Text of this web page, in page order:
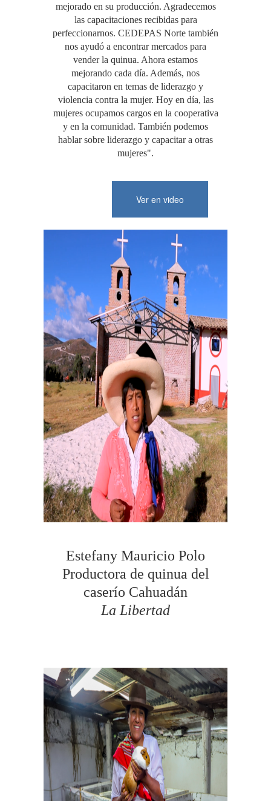
mejorado en su producción. Agradecemos
las capacitaciones recibidas para
perfeccionarnos. CEDEPAS Norte también
nos ayudó a encontrar mercados para
vender la quinua. Ahora estamos
mejorando cada día. Además, nos
capacitaron en temas de liderazgo y
violencia contra la mujer. Hoy en día, las
mujeres ocupamos cargos en la cooperativa
y en la comunidad. También podemos
hablar sobre liderazgo y capacitar a otras
mujeres".
Ver en video
Estefany Mauricio Polo
Productora de quinua del
caserío Cahuadán
La Libertad